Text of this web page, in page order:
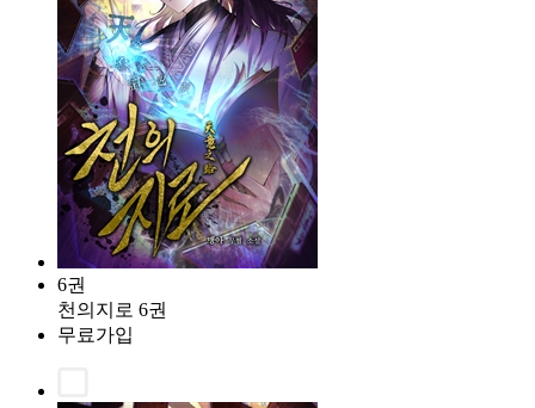
6권
천의지로 6권
무료가입